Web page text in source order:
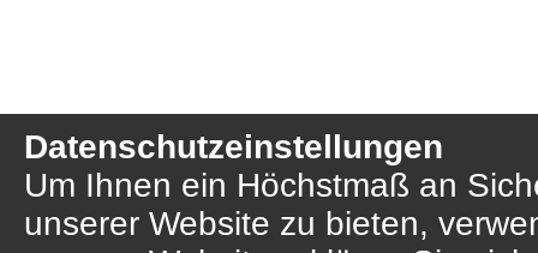
Datenschutzeinstellungen
Um Ihnen ein Höchstmaß an
unserer Website zu bieten,